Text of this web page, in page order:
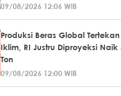
09/08/2026 12:06 WIB
Produksi Beras Global
Iklim, RI Justru Diproyeksi Naik
Ton
09/08/2026 12:00 WIB